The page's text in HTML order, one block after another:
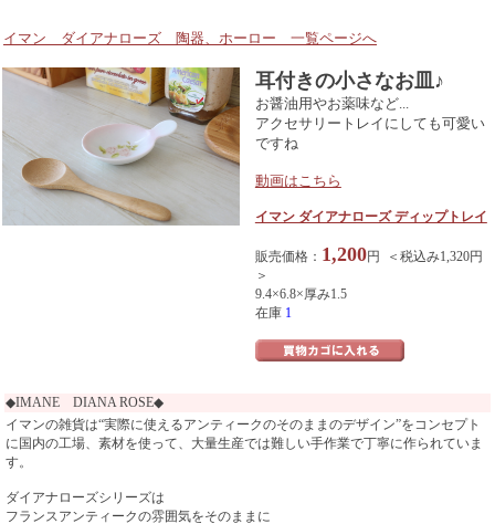
イマン ダイアナローズ 陶器、ホーロー 一覧ページへ
耳付きの小さなお皿♪
お醤油用やお薬味など...
アクセサリートレイにしても可愛い
ですね
動画はこちら
イマン ダイアナローズ ディップトレイ
販売価格： 1,200円 ＜税込み1,320円
＞
9.4×6.8×厚み1.5
在庫 1
◆IMANE DIANA ROSE◆
イマンの雑貨は“実際に使えるアンティークのそのままのデザイン”をコンセプト
に国内の工場、素材を使って、大量生産では難しい手作業で丁寧に作られていま
す。
ダイアナローズシリーズは
フランスアンティークの雰囲気をそのままに